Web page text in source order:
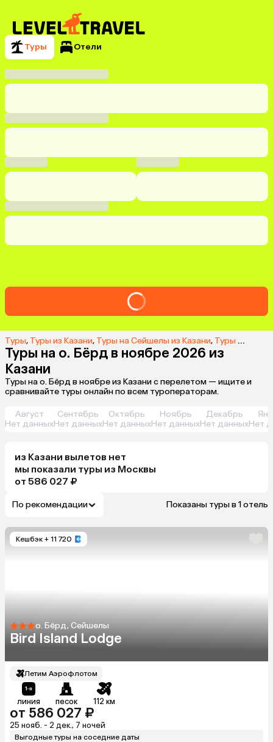
Туры Отели
Туры, Туры из Казани, Туры на Сейшелы из Казани, Туры на о. Бёрд из Казани
Туры на о. Бёрд в ноябре 2026 из
Казани
Туры на о. Бёрд в ноябре из Казани с перелетом — ищите и
сравнивайте туры онлайн по всем туроператорам.
Август
Нет данных
Сентябрь
Нет данных
Октябрь
Нет данных
Ноябрь
Нет данных
Декабрь
Нет данныхНет
из Казани вылетов нет
мы показали туры из Москвы
от 586 027 ₽
По рекомендации Показаны туры в 1 отель
Кешбэк + 11 720
о. Бёрд, Сейшелы
Bird Island Lodge
Летим Аэрофлотом
линия песок 112 км
от 586 027 ₽
25 нояб. - 2 дек., 7 ночей
Выгодные туры на соседние даты